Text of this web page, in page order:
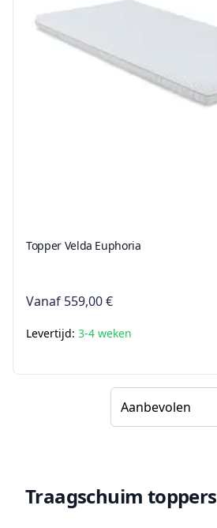
Topper Velda Euphoria
Vanaf 559,00 €
Levertijd: 3-4 weken
Sorteer op
Traagschuim toppers